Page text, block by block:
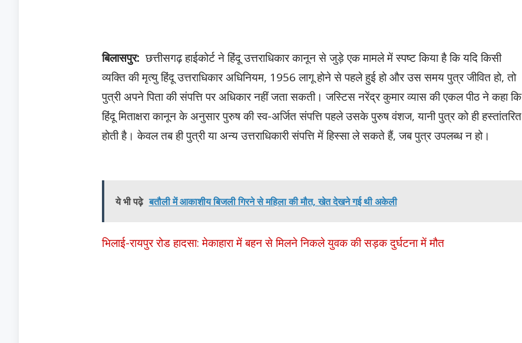
बिलासपुर: छत्तीसगढ़ हाईकोर्ट ने हिंदू उत्तराधिकार कानून से जुड़े एक मामले में स्पष्ट किया है कि यदि किसी
व्यक्ति की मृत्यु हिंदू उत्तराधिकार अधिनियम, 1956 लागू होने से पहले हुई हो और उस समय पुत्र जीवित हो, तो
पुत्री अपने पिता की संपत्ति पर अधिकार नहीं जता सकती। जस्टिस नरेंद्र कुमार व्यास की एकल पीठ ने कहा कि
हिंदू मिताक्षरा कानून के अनुसार पुरुष की स्व-अर्जित संपत्ति पहले उसके पुरुष वंशज, यानी पुत्र को ही हस्तांतरित
होती है। केवल तब ही पुत्री या अन्य उत्तराधिकारी संपत्ति में हिस्सा ले सकते हैं, जब पुत्र उपलब्ध न हो।
ये भी पढ़े बतौली में आकाशीय बिजली गिरने से महिला की मौत, खेत देखने गई थी अकेली
भिलाई-रायपुर रोड हादसा: मेकाहारा में बहन से मिलने निकले युवक की सड़क दुर्घटना में मौत